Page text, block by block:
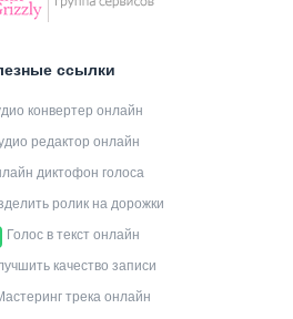
ссылки
конвертер онлайн
редактор онлайн
диктофон голоса
ролик на дорожки
Голос в текст онлайн
качество записи
трека онлайн